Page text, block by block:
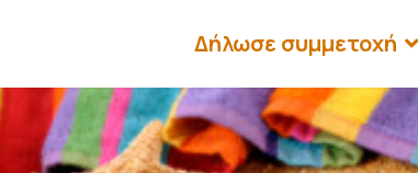
Δήλωσε συμμετοχή